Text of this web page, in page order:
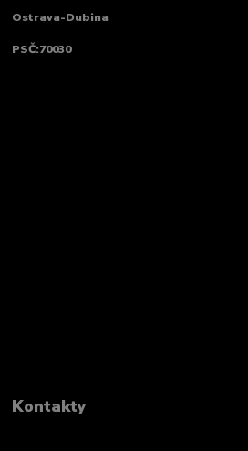
Ostrava-Dubina
PSČ:70030
Kontakty